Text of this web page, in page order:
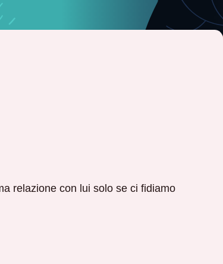
relazione con lui solo se ci fidiamo